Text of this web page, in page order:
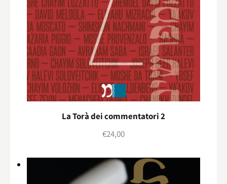
La Torà dei commentatori 2
€24,00